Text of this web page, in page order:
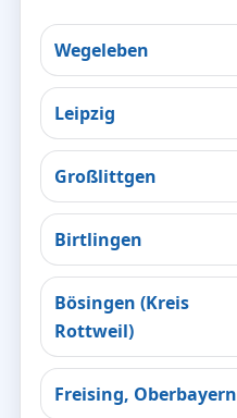
Wegeleben
Leipzig
Großlittgen
Birtlingen
Bösingen (Kreis
Rottweil)
Freising, Oberbayern